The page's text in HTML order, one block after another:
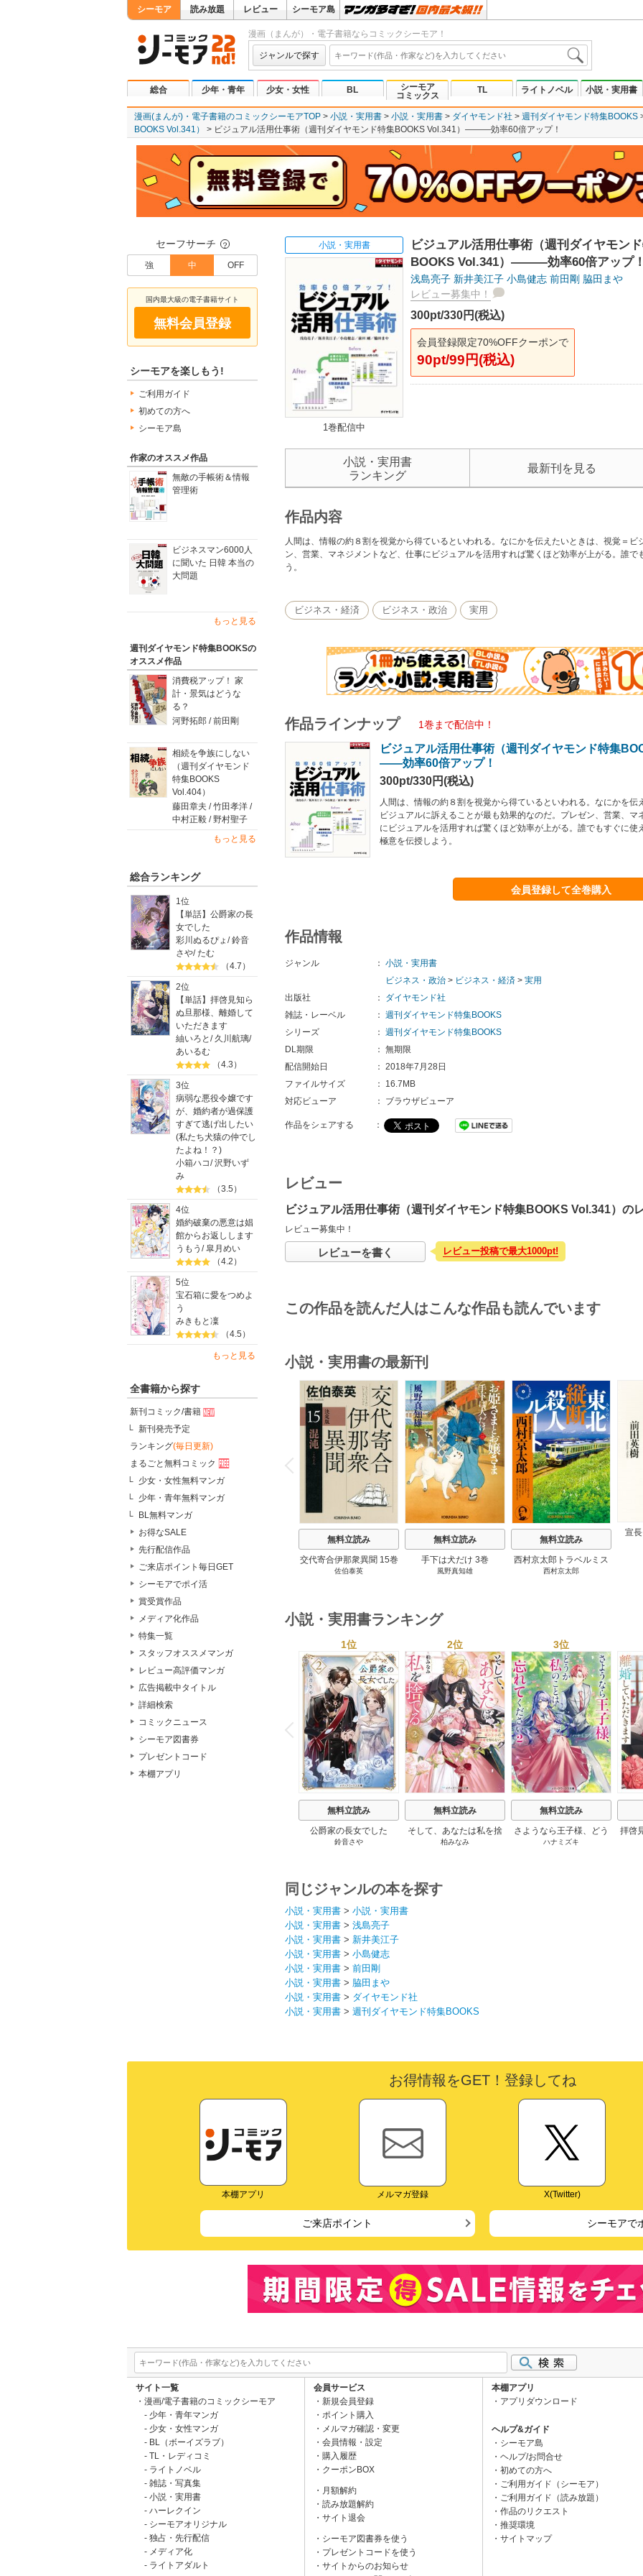
シーモア 読み放題 レビュー シーモア島
漫画（まんが）・電子書籍ならコミックシーモア！
ジャンルで探す
総合 少年・青年 少女・女性 BL
シーモア
コミックス
TL ライトノベル 小説・実用書
漫画(まんが)・電子書籍のコミックシーモアTOP 小説・実用書 小説・実用書 ダイヤモンド社
週刊ダイヤモンド特集BOOKS
BOOKS Vol.341）
ビジュアル活用仕事術（週刊ダイヤモンド特集BOOKS Vol.341）―――効率60倍アップ！
セーフサーチ ？
強 中 OFF
国内最大級の電子書籍サイト
無料会員登録
シーモアを楽しもう!
ご利用ガイド
初めての方へ
シーモア島
作家のオススメ作品
無敵の手帳術＆情報
管理術
ビジネスマン6000人
に聞いた 日韓 本当の
大問題
もっと見る
週刊ダイヤモンド特集BOOKSの
オススメ作品
消費税アップ！ 家
計・景気はどうな
る？
河野拓郎 / 前田剛
相続を争族にしない
（週刊ダイヤモンド
特集BOOKS
Vol.404）
藤田章夫 / 竹田孝洋 /
中村正毅 / 野村聖子
もっと見る
総合ランキング
1位
【単話】公爵家の長
女でした
彩川ぬるぴょ /鈴音
さや/たむ
（4.7）
2位
【単話】拝啓見知ら
ぬ旦那様、離婚して
いただきます
紬いろと / 久川航璃/
あいるむ
（4.3）
3位
病弱な悪役令嬢です
が、婚約者が過保護
すぎて逃げ出したい
(私たち犬猿の仲でし
たよね！？)
小箱ハコ/沢野いず
み
（3.5）
4位
婚約破棄の悪意は娼
館からお返しします
うもう /皐月めい
（4.2）
5位
宝石箱に愛をつめよ
う
みきもと凜
（4.5）
もっと見る
全書籍から探す
新刊コミック/書籍
新刊発売予定
ランキング(毎日更新)
まるごと無料コミック
少女・女性無料マンガ
少年・青年無料マンガ
BL無料マンガ
お得なSALE
先行配信作品
ご来店ポイント毎日GET
シーモアでポイ活
賞受賞作品
メディア化作品
特集一覧
スタッフオススメマンガ
レビュー高評価マンガ
広告掲載中タイトル
詳細検索
コミックニュース
シーモア図書券
プレゼントコード
本棚アプリ
小説・実用書
1巻配信中
ビジュアル活用仕事術（週刊ダイヤモン
BOOKS Vol.341）―――効率60倍アップ
浅島亮子 新井美江子 小島健志 前田剛 脇田まや
レビュー募集中！
300pt/330円(税込)
会員登録限定70%OFFクーポンで
90pt/99円(税込)
小説・実用書
ランキング
最新刊を見る
作品内容
人間は、情報の約８割を視覚から得ているといわれる。なにかを伝えたいときは、視覚＝
ン、営業、マネジメントなど、仕事にビジュアルを活用すれば驚くほど効率が上がる。誰
う。
ビジネス・経済 ビジネス・政治 実用
作品ラインナップ 1巻まで配信中！
ビジュアル活用仕事術（週刊ダイヤモンド特集
――効率60倍アップ！
300pt/330円(税込)
人間は、情報の約８割を視覚から得ているといわれる。なにかを伝
ビジュアルに訴えることが最も効果的なのだ。プレゼン、営業、マ
にビジュアルを活用すれば驚くほど効率が上がる。誰でもすぐに使
極意を伝授しよう。
会員登録して全巻購入
作品情報
ジャンル ： 小説・実用書
ビジネス・政治 > ビジネス・経済 > 実用
出版社
：
ダイヤモンド社
雑誌・レーベル
： 週刊ダイヤモンド特集BOOKS
シリーズ
： 週刊ダイヤモンド特集BOOKS
DL期限
： 無期限
配信開始日
： 2018年7月28日
ファイルサイズ
：
16.7MB
対応ビューア
： ブラウザビューア
作品をシェアする ：
レビュー
ビジュアル活用仕事術（週刊ダイヤモンド特集BOOKS Vol.341）の
レビュー募集中！
レビューを書く レビュー投稿で最大1000pt!
この作品を読んだ人はこんな作品も読んでいます
小説・実用書の最新刊
P
r
e
i
o
u
s
無料立読み
交代寄合伊那衆異聞 15巻
佐伯泰英
無料立読み
手下は犬だけ 3巻
風野真知雄
無料立読み
西村京太郎トラベルミス
テリー・セレクション 2
西村京太郎
宣
小説・実用書ランキング
P
r
e
v
i
o
u
s
1位
無料立読み
公爵家の長女でした
鈴音さや
2位
無料立読み
そして、あなたは私を捨
てる
柏みなみ
3位
無料立読み
さようなら王子様、どう
か私のことは忘れてくだ
ハナミズキ
拝啓
同じジャンルの本を探す
小説・実用書 > 小説・実用書
小説・実用書 > 浅島亮子
小説・実用書 > 新井美江子
小説・実用書 > 小島健志
小説・実用書 > 前田剛
小説・実用書 > 脇田まや
小説・実用書 > ダイヤモンド社
小説・実用書 > 週刊ダイヤモンド特集BOOKS
お得情報をGET！登録してね
本棚アプリ メルマガ登録 X(Twitter)
ご来店ポイント シーモアで
サイト一覧
漫画/電子書籍のコミックシーモア
少年・青年マンガ
少女・女性マンガ
BL（ボーイズラブ）
TL・レディコミ
ライトノベル
雑誌・写真集
小説・実用書
ハーレクイン
シーモアオリジナル
独占・先行配信
メディア化
ライトアダルト
会員サービス
新規会員登録
ポイント購入
メルマガ確認・変更
会員情報・設定
購入履歴
クーポンBOX
月額解約
読み放題解約
サイト退会
シーモア図書券を使う
プレゼントコードを使う
サイトからのお知らせ
本棚アプリ
アプリダウンロード
ヘルプ&ガイド
シーモア島
ヘルプ/お問合せ
初めての方へ
ご利用ガイド（シーモア）
ご利用ガイド（読み放題）
作品のリクエスト
推奨環境
サイトマップ